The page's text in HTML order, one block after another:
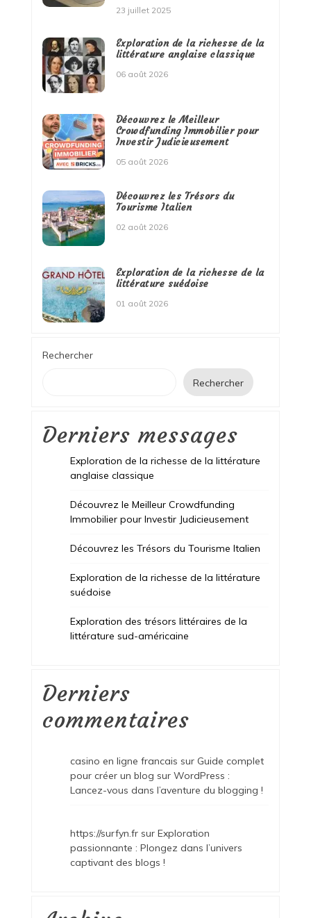
23 juillet 2025
Exploration de la richesse de la
littérature anglaise classique
06 août 2026
Découvrez le Meilleur
Crowdfunding Immobilier pour
Investir Judicieusement
05 août 2026
Découvrez les Trésors du
Tourisme Italien
02 août 2026
Exploration de la richesse de la
littérature suédoise
01 août 2026
Rechercher
Rechercher
Derniers messages
Exploration de la richesse de la littérature
anglaise classique
Découvrez le Meilleur Crowdfunding
Immobilier pour Investir Judicieusement
Découvrez les Trésors du Tourisme Italien
Exploration de la richesse de la littérature
suédoise
Exploration des trésors littéraires de la
littérature sud-américaine
Derniers
commentaires
casino en ligne francais sur Guide complet
pour créer un blog sur WordPress :
Lancez-vous dans l’aventure du blogging !
https://surfyn.frsur Exploration
passionnante : Plongez dans l’univers
captivant des blogs !